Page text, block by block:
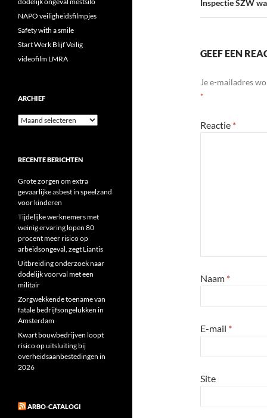
Inspectie SZW
GEEF EEN
Je e-mailadres
*
Reactie *
Naam *
E-mail *
Site
NAPO veiligheidsfilmpjes
Safety with a smile
Start Werk Blijf Veilig
videofilm LMRA
ARCHIEF
Archief
RECENTE BERICHTEN
Grote zorgen om extra
gevaarlijke asbest in speelzand
voor kinderen
Tijdelijke werknemers met
weinig ervaring lopen 80
procent meer risico op
arbeidsongeval, zegt Liantis
Uitbreiding onderzoek naar
dodelijk voorval met een
militair
Zorgwekkende toename van
fatale bedrijfsongelukken in
Amsterdam
Kwart bouwbedrijven loopt
risico op uitsluiting bij
overheidsaanbestedingen in
2026
ARBO-CATALOGI